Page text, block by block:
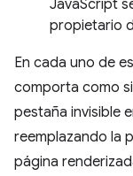
JavaScript
propietario
En cada uno de
comporta como
pestaña invisible
reemplazando la
página